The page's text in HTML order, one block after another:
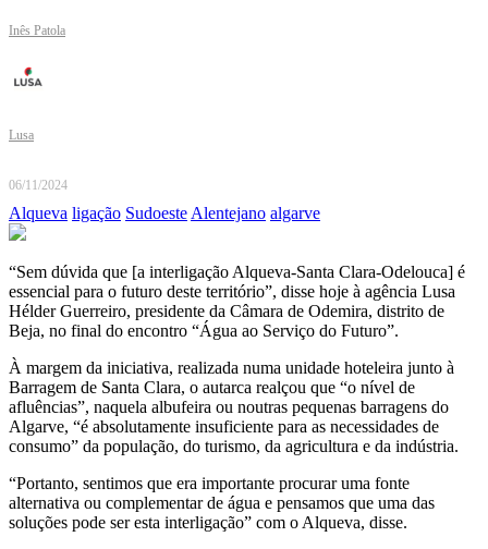
Inês Patola
Lusa
06/11/2024
Alqueva ligação SudoesteAlentejano algarve
“Sem dúvida que [a interligação Alqueva-Santa Clara-Odelouca] é
essencial para o futuro deste território”, disse hoje à agência Lusa
Hélder Guerreiro, presidente da Câmara de Odemira, distrito de
Beja, no final do encontro “Água ao Serviço do Futuro”.
À margem da iniciativa, realizada numa unidade hoteleira junto à
Barragem de Santa Clara, o autarca realçou que “o nível de
afluências”, naquela albufeira ou noutras pequenas barragens do
Algarve, “é absolutamente insuficiente para as necessidades de
consumo” da população, do turismo, da agricultura e da indústria.
“Portanto, sentimos que era importante procurar uma fonte
alternativa ou complementar de água e pensamos que uma das
soluções pode ser esta interligação” com o Alqueva, disse.